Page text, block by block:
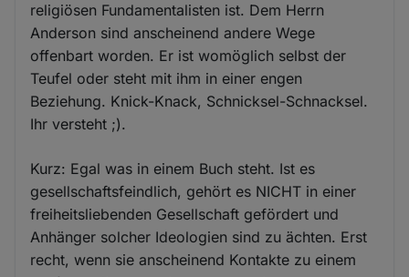
religiösen Fundamentalisten ist. Dem Herrn
Anderson sind anscheinend andere Wege
offenbart worden. Er ist womöglich selbst der
Teufel oder steht mit ihm in einer engen
Beziehung. Knick-Knack, Schnicksel-Schnacksel.
Ihr versteht ;).
Kurz: Egal was in einem Buch steht. Ist es
gesellschaftsfeindlich, gehört es NICHT in einer
freiheitsliebenden Gesellschaft gefördert und
Anhänger solcher Ideologien sind zu ächten. Erst
recht, wenn sie anscheinend Kontakte zu einem